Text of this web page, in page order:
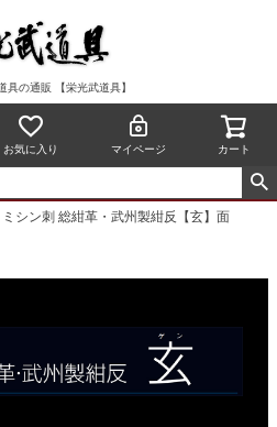
具の通販 【栄光武道具】
お気に入り マイページ カート
シン刺 総紺革・武州製紺反【玄】面